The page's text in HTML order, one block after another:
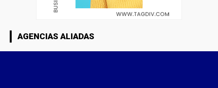
AGENCIAS ALIADAS